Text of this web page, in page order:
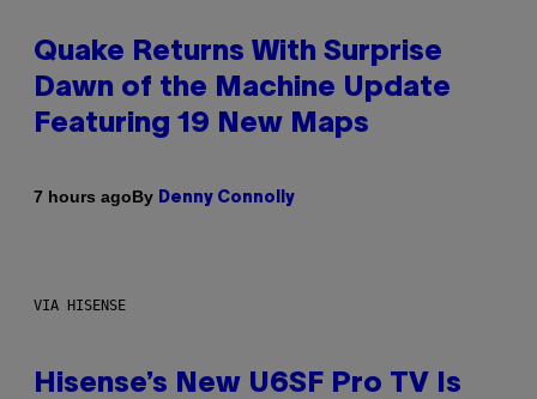
Quake Returns With Surprise
Dawn of the Machine Update
Featuring 19 New Maps
7 hours agoBy Denny Connolly
VIA HISENSE
Hisense’s New U6SF Pro TV Is